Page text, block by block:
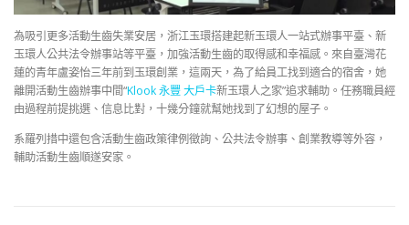
為吸引更多活動生齒失業安居，浙江玉環搭建起新玉環人一站式辦事平臺、新
玉環人公共法令辦事站等平臺，加強活動生齒的取得感和幸福感。來自臺灣花
蓮的青年盧姿怡三年前到玉環創業，這兩天，為了給員工找到適合的宿舍，她
離開活動生齒辦事中間“Klook 永豐 大戶卡新玉環人之家”追求輔助。任務職員經
由過程前提挑選、信息比對，十幾分鐘就幫她找到了幻想的屋子。
系羅列措中還包含活動生齒政策律例徵詢、公共法令辦事、創業教導等外容，
輔助活動生齒順遂安家。